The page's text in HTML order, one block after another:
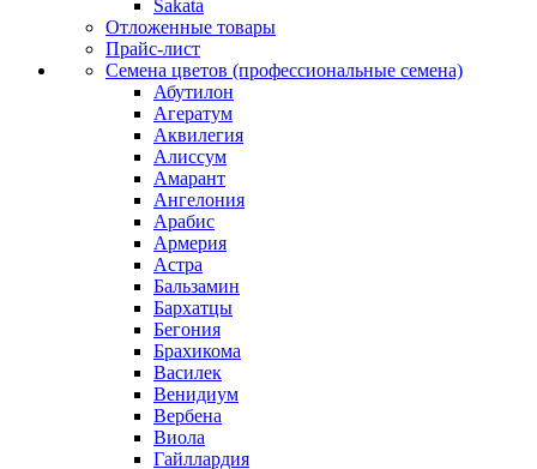
Sakata
Отложенные товары
Прайс-лист
Семена цветов (профессиональные семена)
Абутилон
Агератум
Аквилегия
Алиссум
Амарант
Ангелония
Арабис
Армерия
Астра
Бальзамин
Бархатцы
Бегония
Брахикома
Василек
Венидиум
Вербена
Виола
Гайллардия